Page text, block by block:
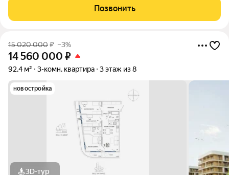
благодаря обилию парковых зон. Прямо под окнами самый
большой ландшафтный парк в
Позвонить
15 020 000₽ –3%
14 560 000 ₽
92,4 м² 3-комн. квартира 3 этаж из 8
новостройка
3D-тур